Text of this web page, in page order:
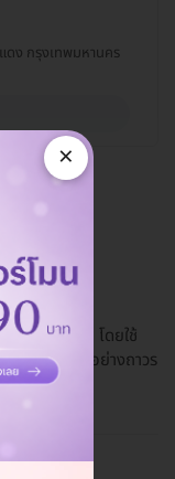
ดง กรุงเทพมหานคร
ชนิดติดแน่น โดยใช้
างเคียง 2 ซี่อย่างถาวร
นอย่างไร?
×